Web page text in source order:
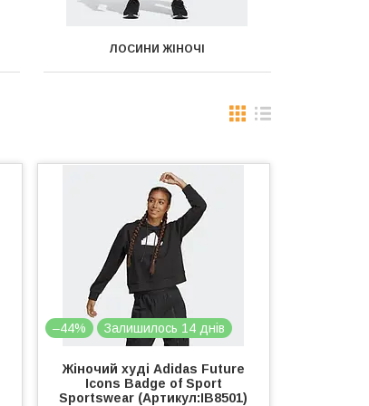
ЛОСИНИ ЖІНОЧІ
–44% Залишилось 14 днів
Жіночий худі Adidas Future
Icons Badge of Sport
Sportswear (Артикул:IB8501)